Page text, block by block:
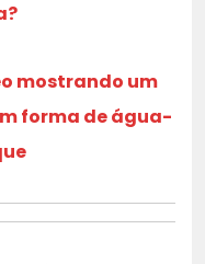
mostrando um
forma de água-